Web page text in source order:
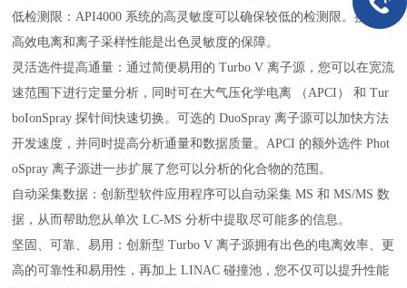
低检测限：API4000 系统的高灵敏度可以确保较低的检测限。接口的
高效电离和离子采样性能是出色灵敏度的保障。
灵活选件提高通量：通过简便易用的 Turbo V 离子源，您可以在宽流
速范围下进行定量分析，同时可在大气压化学电离 （APCI） 和 Tur
boIonSpray 探针间快速切换。可选的 DuoSpray 离子源可以加快方法
开发速度，并同时提高分析通量和数据质量。APCI 的额外选件 Phot
oSpray 离子源进一步扩展了您可以分析的化合物的范围。
自动采集数据：创新型软件应用程序可以自动采集 MS 和 MS/MS 数
据，从而帮助您从单次 LC-MS 分析中提取尽可能多的信息。
坚固、可靠、易用：创新型 Turbo V 离子源拥有出色的电离效率、更
高的可靠性和易用性，再加上 LINAC 碰撞池，您不仅可以提升性能